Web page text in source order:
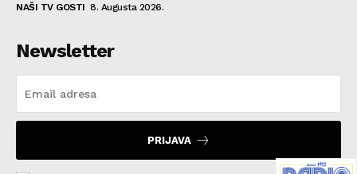
NAŠI TV GOSTI 8. Augusta 2026.
Newsletter
PRIJAVA